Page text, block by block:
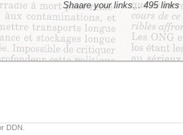
Shaare your links... 495 links
DDN.